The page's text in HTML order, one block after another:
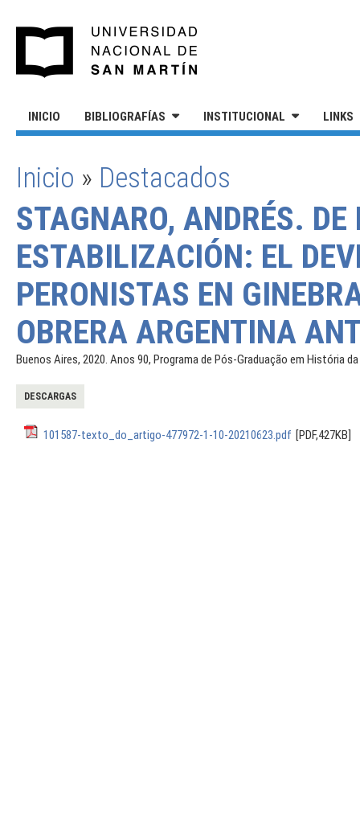
INICIO BIBLIOGRAFÍAS INSTITUCIONAL LINKS
SE ENCUENTRA USTED AQUÍ
Inicio » Destacados
STAGNARO, ANDRÉS.
ESTABILIZACIÓN: EL
PERONISTAS EN
OBRERA ARGENTINA
Buenos Aires, 2020. Anos 90, Programa de Pós-Graduação em História
DESCARGAS
101587-texto_do_artigo-477972-1-10-20210623.pdf [PDF,427KB]